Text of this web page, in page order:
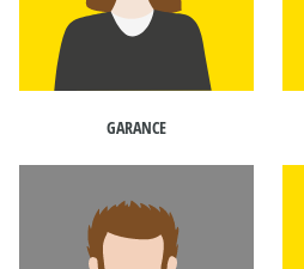
GARANCE